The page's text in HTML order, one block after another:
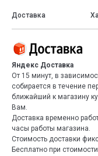
Доставка
Яндекс Доставка
От 15 минут, в
собирается в течение
ближайший к магазину
Вам.
Доставка временно
часы работы магазина.
Стоимость доставки
Бесплатно при